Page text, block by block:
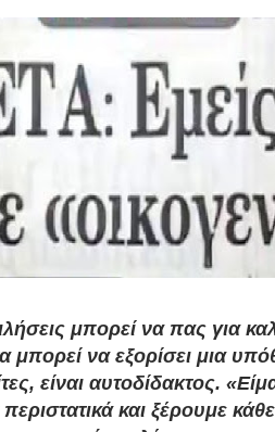
μπορεί να πας για
μπορεί να εξορίσει μια
είναι αυτοδίδακτος.
και ξέρουμε